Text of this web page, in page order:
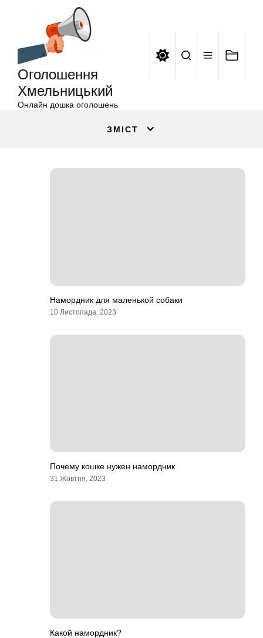
Оголошення
Хмельницький
Онлайн дошка оголошень
ЗМІСТ
Намордник для маленькой собаки
10 Листопада, 2023
Почему кошке нужен намордник
31 Жовтня, 2023
Какой намордник?